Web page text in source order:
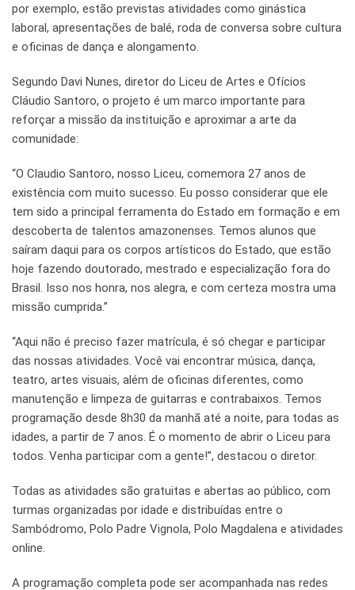
por exemplo, estão previstas atividades como ginástica
laboral, apresentações de balé, roda de conversa sobre cultura
e oficinas de dança e alongamento.
Segundo Davi Nunes, diretor do Liceu de Artes e Ofícios
Cláudio Santoro, o projeto é um marco importante para
reforçar a missão da instituição e aproximar a arte da
comunidade:
“O Claudio Santoro, nosso Liceu, comemora 27 anos de
existência com muito sucesso. Eu posso considerar que ele
tem sido a principal ferramenta do Estado em formação e em
descoberta de talentos amazonenses. Temos alunos que
saíram daqui para os corpos artísticos do Estado, que estão
hoje fazendo doutorado, mestrado e especialização fora do
Brasil. Isso nos honra, nos alegra, e com certeza mostra uma
missão cumprida.”
“Aqui não é preciso fazer matrícula, é só chegar e participar
das nossas atividades. Você vai encontrar música, dança,
teatro, artes visuais, além de oficinas diferentes, como
manutenção e limpeza de guitarras e contrabaixos. Temos
programação desde 8h30 da manhã até a noite, para todas as
idades, a partir de 7 anos. É o momento de abrir o Liceu para
todos. Venha participar com a gente!”, destacou o diretor.
Todas as atividades são gratuitas e abertas ao público, com
turmas organizadas por idade e distribuídas entre o
Sambódromo, Polo Padre Vignola, Polo Magdalena e atividades
online.
A programação completa pode ser acompanhada nas redes